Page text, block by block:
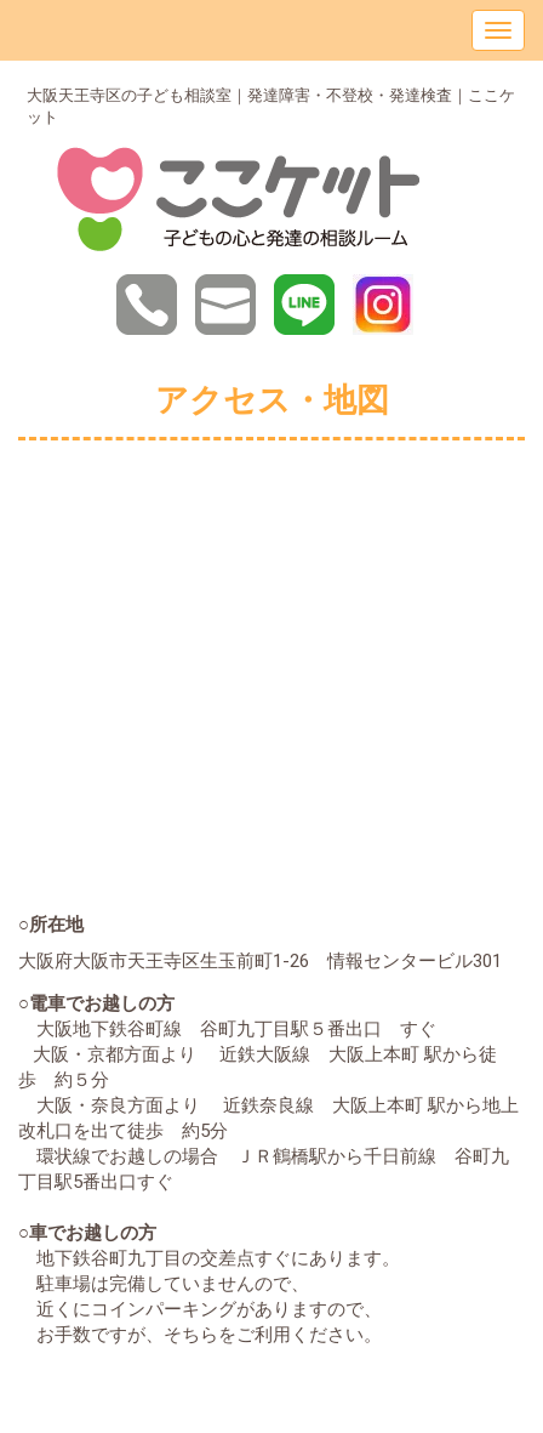
大阪天王寺区の子ども相談室｜発達障害・不登校・発達検査｜ここケ
ット
アクセス・地図
○所在地
大阪府大阪市天王寺区生玉前町1-26 情報センタービル301
○電車でお越しの方
大阪地下鉄谷町線 谷町九丁目駅５番出口 すぐ
大阪・京都方面より 近鉄大阪線 大阪上本町 駅から徒
歩 約５分
大阪・奈良方面より 近鉄奈良線 大阪上本町 駅から地上
改札口を出て徒歩 約5分
環状線でお越しの場合 ＪＲ鶴橋駅から千日前線 谷町九
丁目駅5番出口すぐ
○車でお越しの方
地下鉄谷町九丁目の交差点すぐにあります。
駐車場は完備していませんので、
近くにコインパーキングがありますので、
お手数ですが、そちらをご利用ください。